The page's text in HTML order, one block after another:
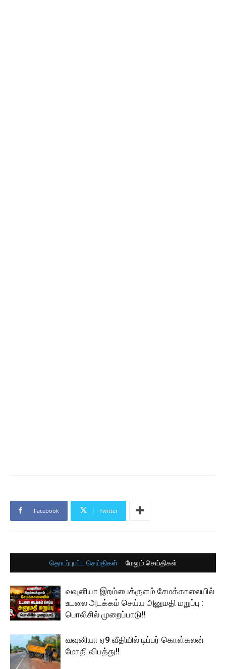
Facebook Twitter
தொடர்புபட்ட செய்திகள் மேலும் செய்திகள்
வவுனியா இறம்பைக்குளம் சேமக்காலையில்
உடலை அடக்கம் செய்ய அனுமதி மறுப்பு :
பொலிசில் முறைப்பாடு!!
வவுனியா ஏ9 வீதியில் டிப்பர் கொள்கலன்
மோதி விபத்து!!